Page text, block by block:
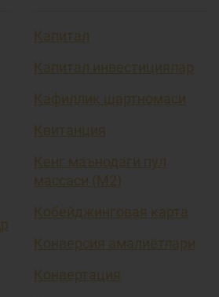
Капитал
Капитал инвестициялар
Кафиллик шартномаси
Квитанция
Кенг маънодаги пул
массаси (М2)
Кобейджинговая карта
Конверсия амалиётлари
Конвертация